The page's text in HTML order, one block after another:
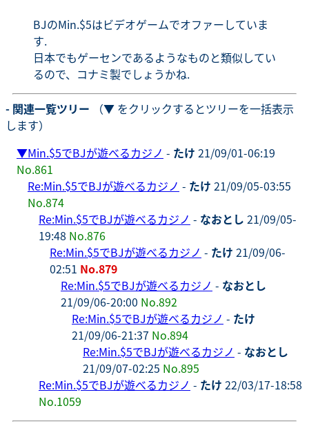
BJのMin.$5はビデオゲームでオファーしていま
す.
日本でもゲーセンであるようなものと類似してい
るので、コナミ製でしょうかね.
- 関連一覧ツリー （▼ をクリックするとツリーを一括表示
します）
▼Min.$5でBJが遊べるカジノ - たけ 21/09/01-06:19
No.861
Re:Min.$5でBJが遊べるカジノ - たけ 21/09/05-03:55
No.874
Re:Min.$5でBJが遊べるカジノ - なおとし 21/09/05-
19:48 No.876
Re:Min.$5でBJが遊べるカジノ - たけ 21/09/06-
02:51 No.879
Re:Min.$5でBJが遊べるカジノ - なおとし
21/09/06-20:00 No.892
Re:Min.$5でBJが遊べるカジノ - たけ
21/09/06-21:37 No.894
Re:Min.$5でBJが遊べるカジノ - なおとし
21/09/07-02:25 No.895
Re:Min.$5でBJが遊べるカジノ - たけ 22/03/17-18:58
No.1059